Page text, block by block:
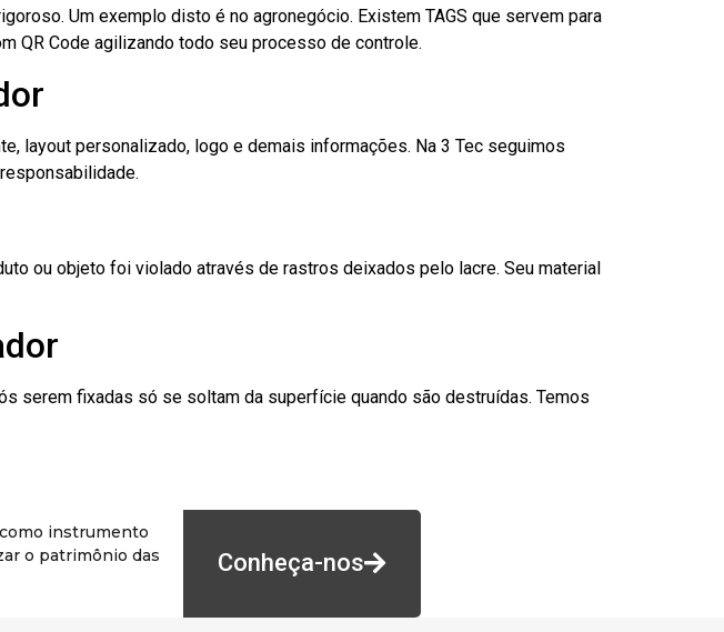
Um exemplo disto é no agronegócio. Existem TAGS que servem para
QR Code agilizando todo seu processo de controle.
layout personalizado, logo e demais informações. Na 3 Tec seguimos
ou objeto foi violado através de rastros deixados pelo lacre. Seu material
serem fixadas só se soltam da superfície quando são destruídas. Temos
instrumento
o patrimônio das
Conheça-nos